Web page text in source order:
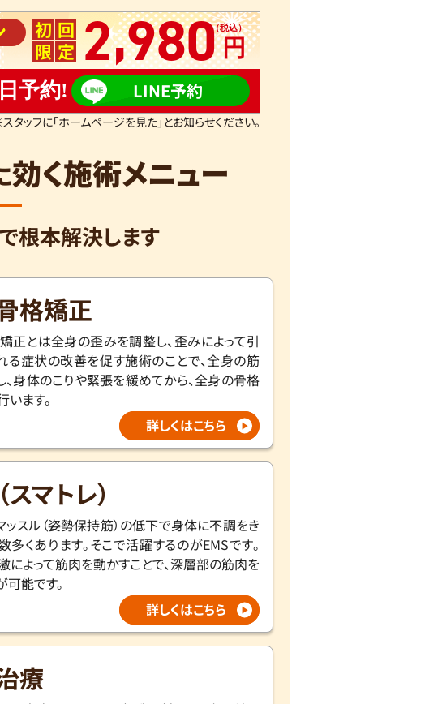
初 回
限 定 2,980
予約! LINE予約
タッフに「ホームページを見た」とお知らせください。
効く施術メニュー
根本解決します
格矯正
正とは全身の歪みを調整し、歪みによって引
る症状の改善を促す施術のことで、全身の筋
、身体のこりや緊張を緩めてから、全身の骨格
ます。
詳しくはこちら
スマトレ）
ッスル（姿勢保持筋）の低下で身体に不調をき
多くあります。そこで活躍するのがEMSです。
によって筋肉を動かすことで、深層部の筋肉を
能です。
詳しくはこちら
療